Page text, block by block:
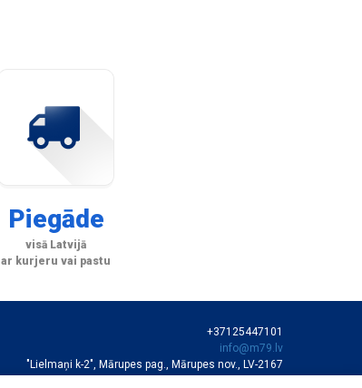
Piegāde
visā Latvijā
ar kurjeru vai pastu
+37125447101
info@m79.lv
"Lielmaņi k-2", Mārupes pag., Mārupes nov., LV-2167